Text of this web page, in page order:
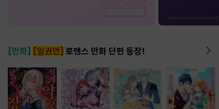
[만화] [일권만] 로맨스 만화 단편 등장!